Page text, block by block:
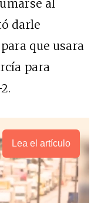
al
darle
que usara
para
Lea el artículo